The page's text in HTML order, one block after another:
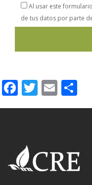
Al usar este
de tus datos por parte
Facebook
Twitter
Email